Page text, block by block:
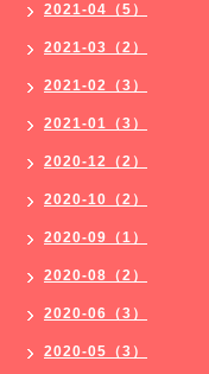
2021-04（5）
2021-03（2）
2021-02（3）
2021-01（3）
2020-12（2）
2020-10（2）
2020-09（1）
2020-08（2）
2020-06（3）
2020-05（3）